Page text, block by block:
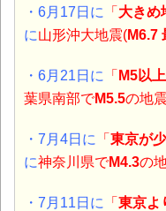
・6月17日に 「 大きめ
に山形沖大地震(M6.7
・6月21日に 「 M5以
葉県南部でM5.5の地震
・7月4日に 「 東京が
に神奈川県でM4.3の
・7月11日に 「 東京よ